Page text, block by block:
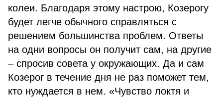
колеи. Благодаря этому настрою, Козерогу
будет легче обычного справляться с
решением большинства проблем. Ответы
на одни вопросы он получит сам, на другие
– спросив совета у окружающих. Да и сам
Козерог в течение дня не раз поможет тем,
кто нуждается в нем. «Чувство локтя и